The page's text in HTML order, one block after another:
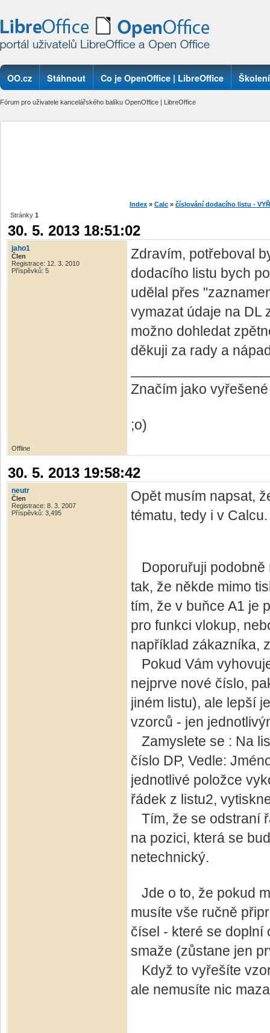
OO.cz Stáhnout Co je OpenOffice | LibreOffice Školení
Fórum pro uživatele kancelářského balíku OpenOffice | LibreOffice
Index » Calc » číslování dodacího listu -
Stránky 1
30. 5. 2013 18:51:02
jaho1
Člen
Registrace: 12. 3. 2010
Příspěvků: 5
Zdravím, potřeboval
dodacího listu bych
udělal přes
vymazat údaje na DL
možno dohledat
děkuji za rady a
Značím jako vyřešené
;o)
Offline
30. 5. 2013 19:58:42
neutr
Člen
Registrace: 8. 3. 2007
Příspěvků: 3,495
Opět musím napsat,
tématu, tedy i v Calcu.
Doporuřuji podobně
tak, že někde mimo
tím, že v buňce A1 je
pro funkci vlokup,
například zákazníka,
Pokud Vám
nejprve nové číslo,
jiném listu), ale lepší
vzorců - jen
Zamyslete se : Na
číslo DP, Vedle:
jednotlivé položce
řádek z listu2,
Tím, že se odstraní
na pozici, která se
netechnický.
Jde o to, že pokud
musíte vše ručně
čísel - které se doplní
smaže (zůstane jen
Když to vyřešíte
ale nemusíte nic